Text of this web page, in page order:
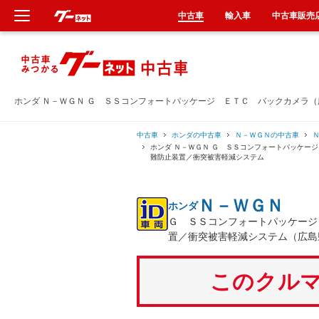
ホンダ Ｎ－ＷＧＮ Ｇ ＳＳコンフォートパッケージ ＥＴＣ バックカメラ（
中古車 ホンダの中古車 Ｎ－ＷＧＮの中古車
ホンダ Ｎ－ＷＧＮ Ｇ ＳＳコンフォートパッケー
難防止装置／衝突被害軽減システム
ホンダＮ－ＷＧＮ
Ｇ ＳＳコンフォートパッケー
置／衝突被害軽減システム（広
このクル
中古車 輸入車 中古車販売
新車
中古車